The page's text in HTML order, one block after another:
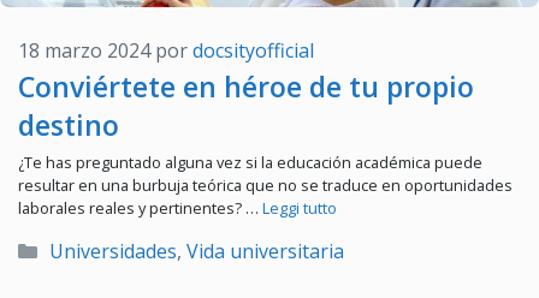
Conviértete en héroe de tu propio
destino
18 marzo 2024 pordocsityofficial
¿Te has preguntado alguna vez si la educación académica puede
resultar en una burbuja teórica que no se traduce en oportunidades
laborales reales y pertinentes? … Leggi tutto
Categorías
Universidades, Vida universitaria